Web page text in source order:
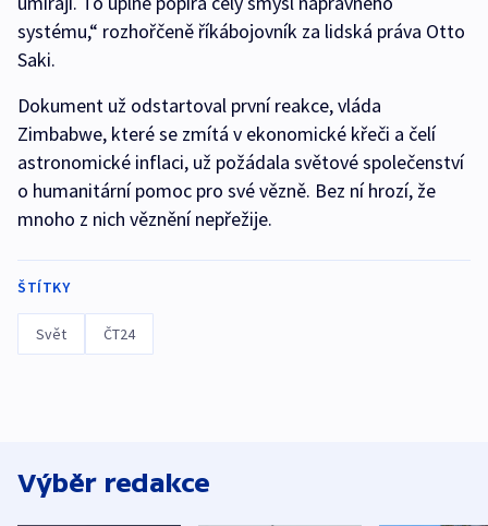
systému,“ rozhořčeně říkábojovník za lidská práva Otto
Saki.
Dokument už odstartoval první reakce, vláda
Zimbabwe, které se zmítá v ekonomické křeči a čelí
astronomické inflaci, už požádala světové společenství
o humanitární pomoc pro své vězně. Bez ní hrozí, že
mnoho z nich věznění nepřežije.
ŠTÍTKY
Svět ČT24
Výběr redakce